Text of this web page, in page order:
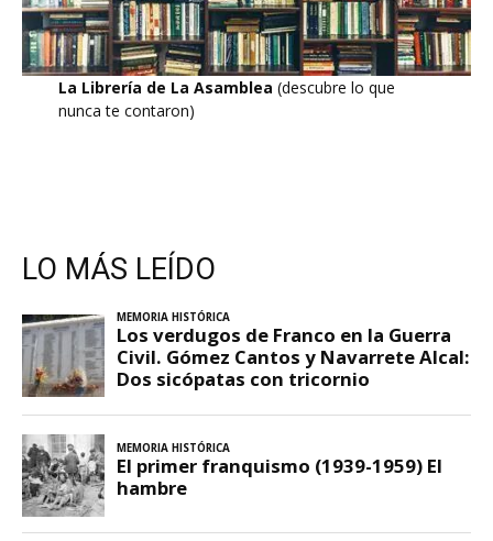
La Librería de La Asamblea (descubre lo que
nunca te contaron)
LO MÁS LEÍDO